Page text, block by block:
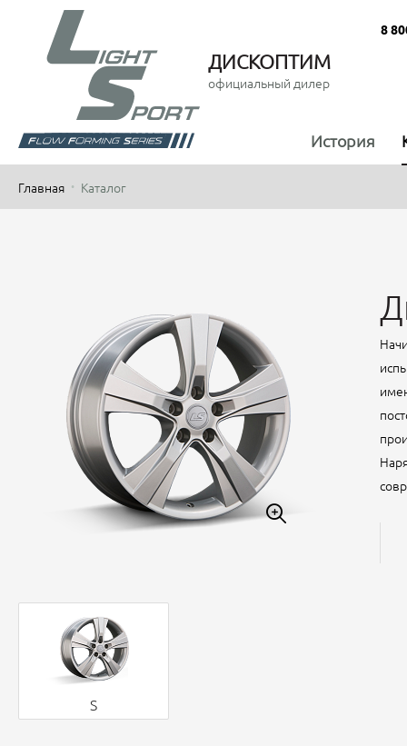
ДИСКОПТИМ
официальный дилер
8
История
Главная Каталог
S